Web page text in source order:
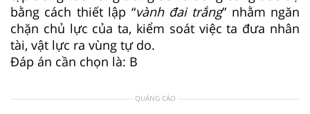
bằng cách thiết lập “vành đai trắng” nhằm ngăn
chặn chủ lực của ta, kiểm soát việc ta đưa nhân
tài, vật lực ra vùng tự do.
Đáp án cần chọn là: B
QUẢNG CÁO